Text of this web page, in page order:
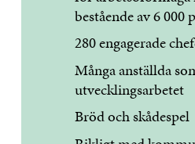
bestående av 6 000
280 engagerade
Många anställda
utvecklingsarbetet
Bröd och skådespel